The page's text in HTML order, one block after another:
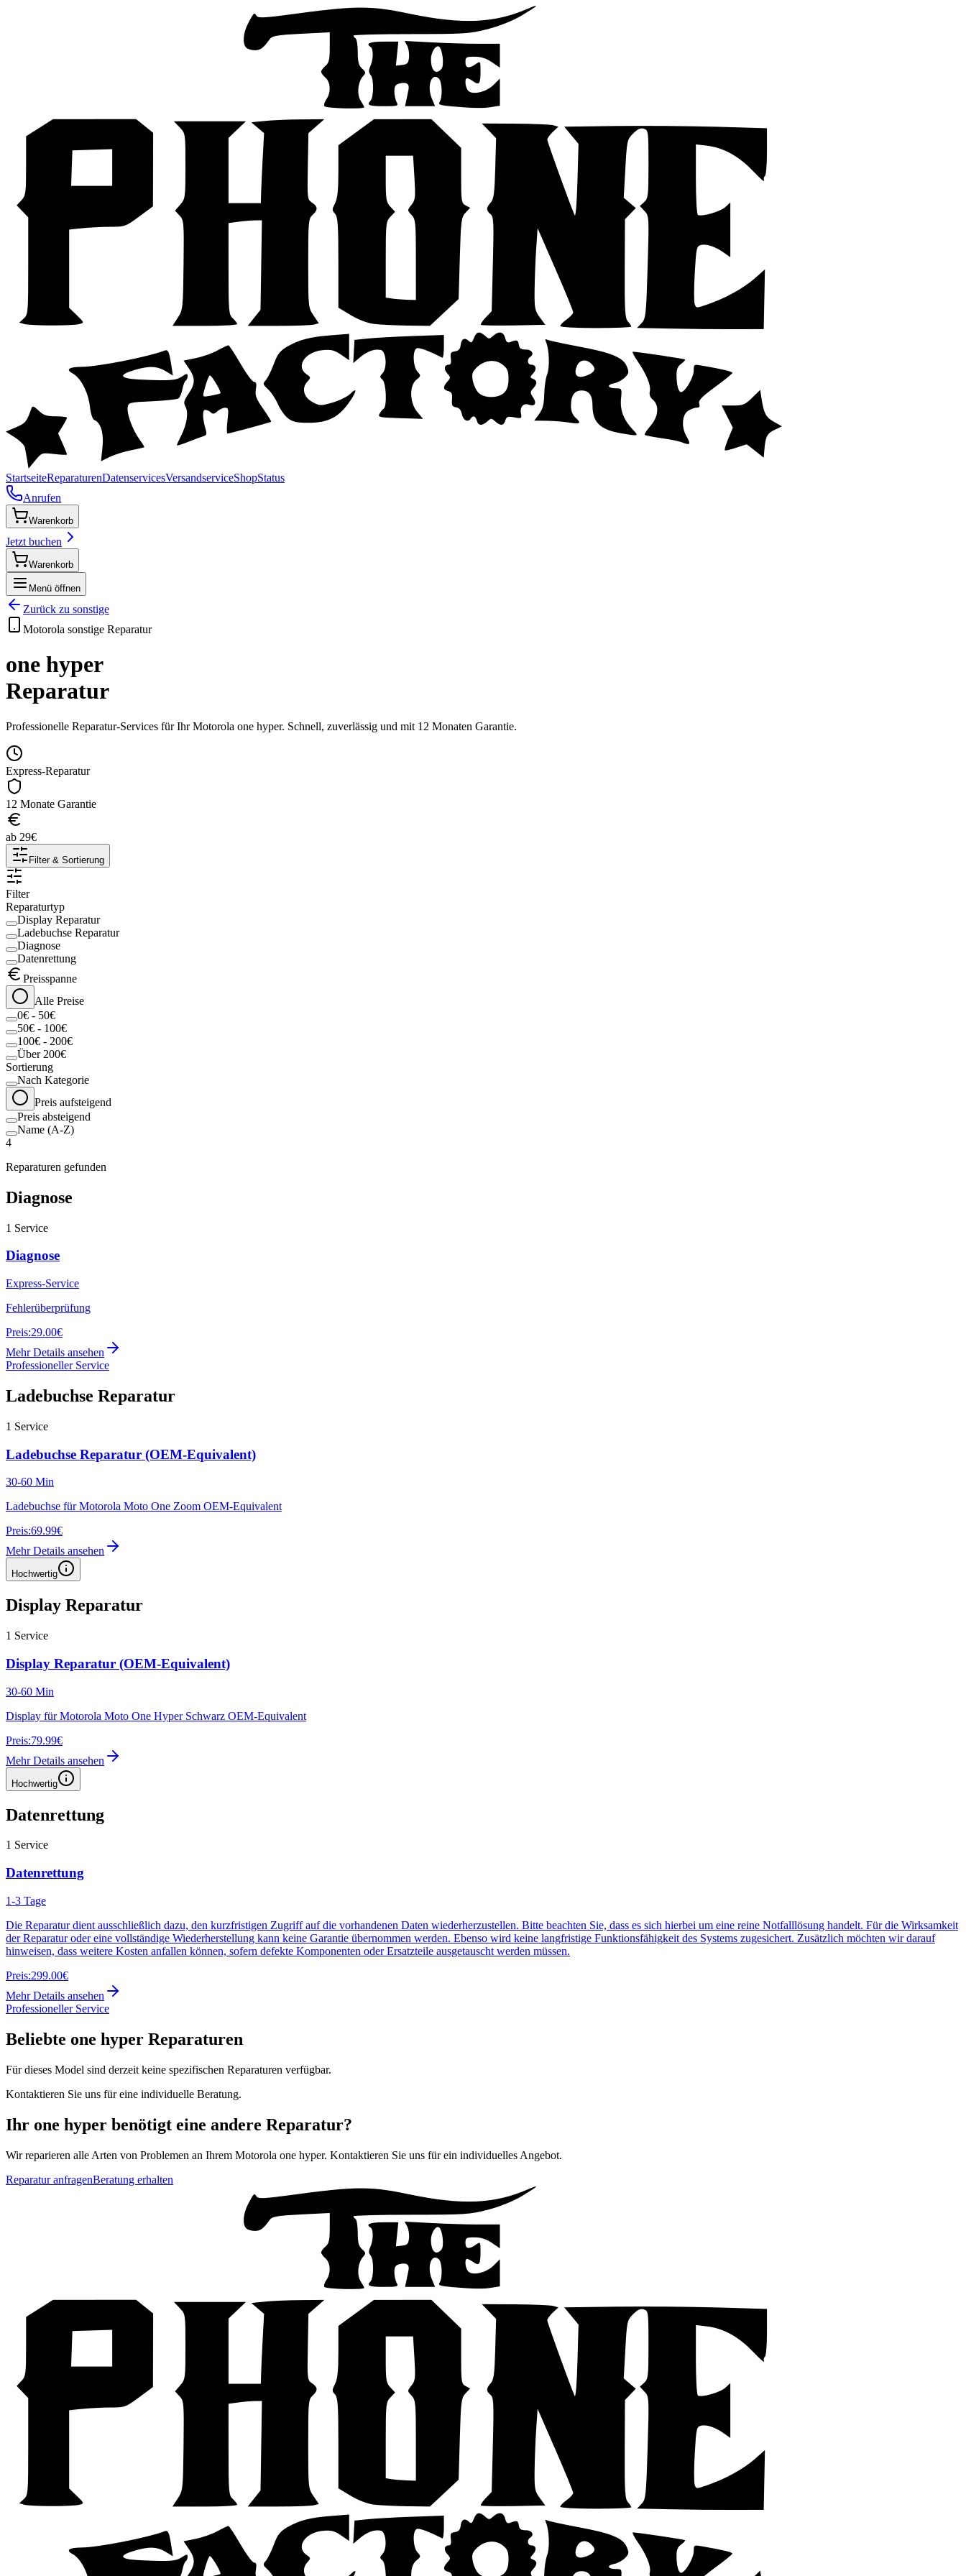
StartseiteReparaturenDatenservicesVersandserviceShopStatus
Anrufen
Warenkorb
Jetzt buchen
Warenkorb
Menü öffnen
Zurück zu sonstige
Motorola sonstige Reparatur
one hyper
Reparatur
Professionelle Reparatur-Services für IhrMotorola one hyper. Schnell, zuverlässig und mit 12 Monaten Garantie.
Express-Reparatur
12 Monate Garantie
ab 29€
Filter & Sortierung
Filter
Reparaturtyp
Display Reparatur
Ladebuchse Reparatur
Diagnose
Datenrettung
Preisspanne
Alle Preise
0€ - 50€
50€ - 100€
100€ - 200€
Über 200€
Sortierung
Nach Kategorie
Preis aufsteigend
Preis absteigend
Name (A-Z)
4
Reparaturen gefunden
Diagnose
1 Service
Diagnose
Express-Service
Fehlerüberprüfung
Preis:29.00€
Mehr Details ansehen
Professioneller Service
Ladebuchse Reparatur
1 Service
Ladebuchse Reparatur (OEM-Equivalent)
30-60 Min
Ladebuchse für Motorola Moto One Zoom OEM-Equivalent
Preis:69.99€
Mehr Details ansehen
Hochwertig
Display Reparatur
1 Service
Display Reparatur (OEM-Equivalent)
30-60 Min
Display für Motorola Moto One Hyper Schwarz OEM-Equivalent
Preis:79.99€
Mehr Details ansehen
Hochwertig
Datenrettung
1 Service
Datenrettung
1-3 Tage
Die Reparatur dient ausschließlich dazu, den kurzfristigen Zugriff auf die vorhandenen Daten wiederherzustellen. Bitte beachten Sie, dass es sich hierbei um eine reine Notfalllösung handelt. Für die Wirksamkeit
der Reparatur oder eine vollständige Wiederherstellung kann keine Garantie übernommen werden. Ebenso wird keine langfristige Funktionsfähigkeit des Systems zugesichert. Zusätzlich möchten wir darauf
hinweisen, dass weitere Kosten anfallen können, sofern defekte Komponenten oder Ersatzteile ausgetauscht werden müssen.
Preis:299.00€
Mehr Details ansehen
Professioneller Service
Beliebte one hyper Reparaturen
Für dieses Model sind derzeit keine spezifischen Reparaturen verfügbar.
Kontaktieren Sie uns für eine individuelle Beratung.
Ihr one hyper benötigt eine andere Reparatur?
Wir reparieren alle Arten von Problemen an Ihrem Motorola one hyper. Kontaktieren Sie uns für ein individuelles Angebot.
Reparatur anfragenBeratung erhalten